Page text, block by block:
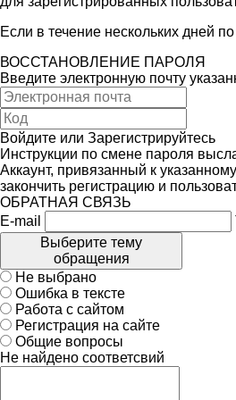
Если в течение нескольких дней
ВОССТАНОВЛЕНИЕ ПАРОЛЯ
Введите электронную почту
Войдите или Зарегистрируйтесь
Инструкции по смене пароля
Аккаунт, привязанный к
закончить регистрацию и
ОБРАТНАЯ СВЯЗЬ
E-mail
Выберите тему
обращения
Не выбрано
Ошибка в тексте
Работа с сайтом
Регистрация на сайте
Общие вопросы
Не найдено соответсвий